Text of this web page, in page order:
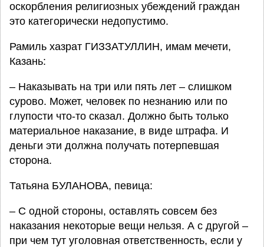
оскорбления религиозных убеждений граждан
это категорически недопустимо.
Рамиль хазрат ГИЗЗАТУЛЛИН, имам мечети,
Казань:
– Наказывать на три или пять лет – слишком
сурово. Может, человек по незнанию или по
глупости что-то сказал. Должно быть только
материальное наказание, в виде штрафа. И
деньги эти должна получать потерпевшая
сторона.
Татьяна БУЛАНОВА, певица:
– С одной стороны, оставлять совсем без
наказания некоторые вещи нельзя. А с другой –
при чем тут уголовная ответственность, если у